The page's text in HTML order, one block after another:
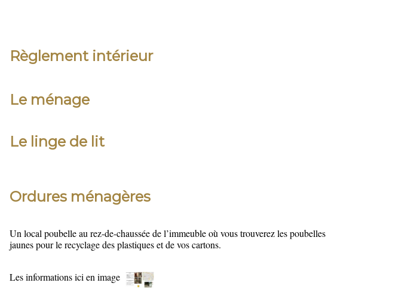
Règlement intérieur
Le ménage
Le linge de lit
Ordures ménagères
Un local poubelle au rez-de-chaussée de l’immeuble où vous trouverez les poubelles
jaunes pour le recyclage des plastiques et de vos cartons.
Les informations ici en image